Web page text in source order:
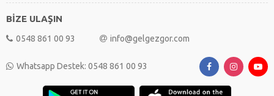
BİZE ULAŞIN
0548 861 00 93 info@gelgezgor.com
Whatsapp Destek: 0548 861 00 93